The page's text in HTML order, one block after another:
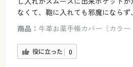
なくて、鞄に入れても邪魔にならず
商品： 牛革お薬手帳カバー（カラー
役に立った 0